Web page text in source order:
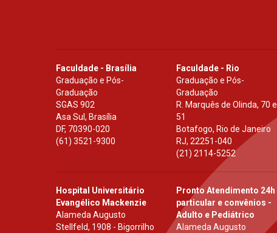
Faculdade - Brasília
Graduação e Pós-
Graduação
SGAS 902
Asa Sul, Brasília
DF, 70390-020
(61) 3521-9300
Faculdade - Rio
Graduação e Pós-
Graduação
R. Marquês de Olinda, 70 e
51
Botafogo, Rio de Janeiro
RJ,22251-040
(21) 2114-5252
Hospital Universitário
Evangélico Mackenzie
Alameda Augusto
Stellfeld, 1908 - Bigorrilho
Pronto Atendimento 24h
particular e convênios -
Adulto e Pediátrico
Alameda Augusto